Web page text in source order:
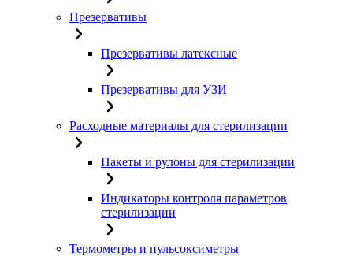
Презервативы
Презервативы латексные
Презервативы для УЗИ
Расходные материалы для стерилизации
Пакеты и рулоны для стерилизации
Индикаторы контроля параметров
стерилизации
Термометры и пульсоксиметры